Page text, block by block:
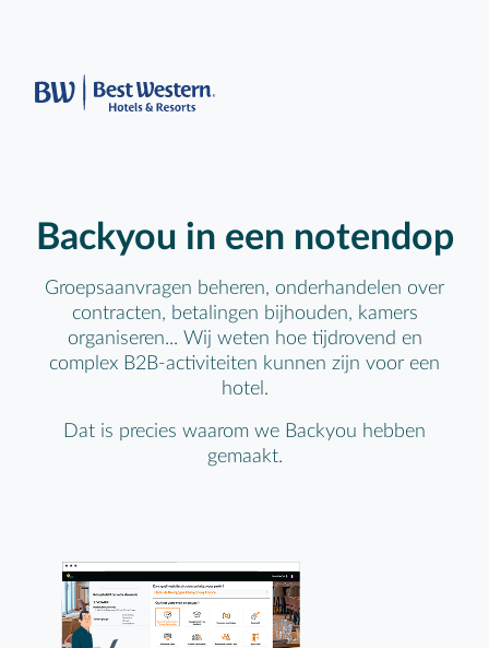
Backyou in een notendop
Groepsaanvragen beheren, onderhandelen over
contracten, betalingen bijhouden, kamers
organiseren... Wij weten hoe tijdrovend en
complex B2B-activiteiten kunnen zijn voor een
hotel.
Dat is precies waarom we Backyou hebben
gemaakt.